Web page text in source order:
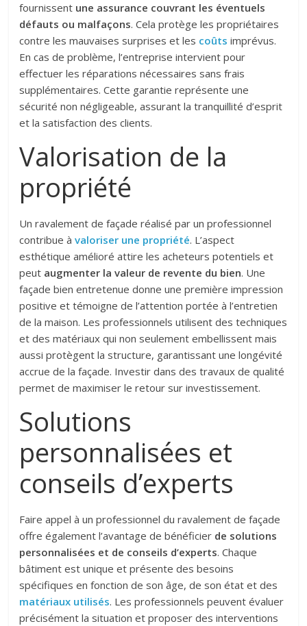
fournissent une assurance couvrant les éventuels
défauts ou malfaçons. Cela protège les propriétaires
contre les mauvaises surprises et les coûts imprévus.
En cas de problème, l’entreprise intervient pour
effectuer les réparations nécessaires sans frais
supplémentaires. Cette garantie représente une
sécurité non négligeable, assurant la tranquillité d’esprit
et la satisfaction des clients.
Valorisation de la
propriété
Un ravalement de façade réalisé par un professionnel
contribue àvaloriser une propriété. L’aspect
esthétique amélioré attire les acheteurs potentiels et
peut augmenter la valeur de revente du bien. Une
façade bien entretenue donne une première impression
positive et témoigne de l’attention portée à l’entretien
de la maison. Les professionnels utilisent des techniques
et des matériaux qui non seulement embellissent mais
aussi protègent la structure, garantissant une longévité
accrue de la façade. Investir dans des travaux de qualité
permet de maximiser le retour sur investissement.
Solutions
personnalisées et
conseils d’experts
Faire appel à un professionnel du ravalement de façade
offre également l’avantage de bénéficier de solutions
personnalisées et de conseils d’experts. Chaque
bâtiment est unique et présente des besoins
spécifiques en fonction de son âge, de son état et des
matériaux utilisés. Les professionnels peuvent évaluer
précisément la situation et proposer des interventions